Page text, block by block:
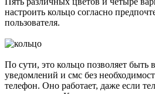
настроить кольцо согласно
пользователя.
По сути, это кольцо позволяет быть
уведомлений и смс без
телефон. Оно работает, даже если